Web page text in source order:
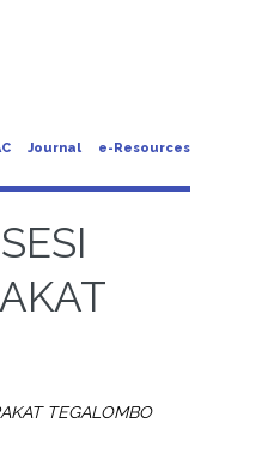
Journal e-Resources
TEGALOMBO